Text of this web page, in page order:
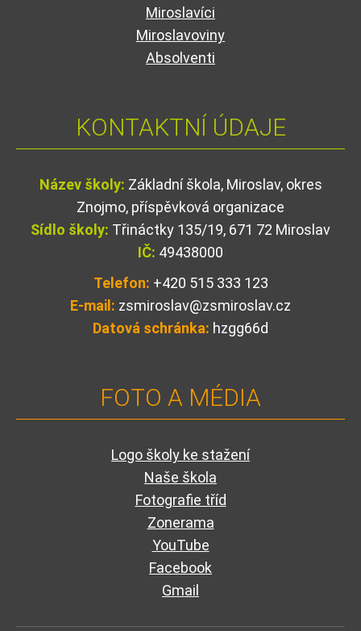
Miroslavíci
Miroslavoviny
Absolventi
KONTAKTNÍ ÚDAJE
Název školy: Základní škola, Miroslav, okres
Znojmo, příspěvková organizace
Sídlo školy: Třináctky 135/19, 671 72 Miroslav
IČ: 49438000
Telefon: +420 515 333 123
E-mail: zsmiroslav@zsmiroslav.cz
Datová schránka: hzgg66d
FOTO A MÉDIA
Logo školy ke stažení
Naše škola
Fotografie tříd
Zonerama
YouTube
Facebook
Gmail